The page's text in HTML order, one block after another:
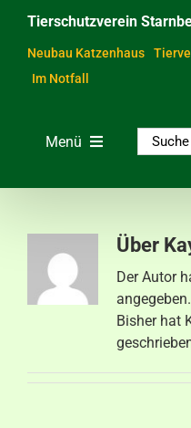
Inhalt
springen
Tierschutzverein
Neubau Katzenhaus
Im Notfall
Menü
Über das Tierheim
Helfen & Spenden
Suche
nach:
Über
Der Autor
angegeben.
Bisher hat